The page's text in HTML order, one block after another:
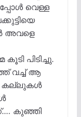
വെള്ള
അവളെ
പിടിച്ചു.
വച്ച് ആ
കല്ലുകൾ
കുഞ്ഞി